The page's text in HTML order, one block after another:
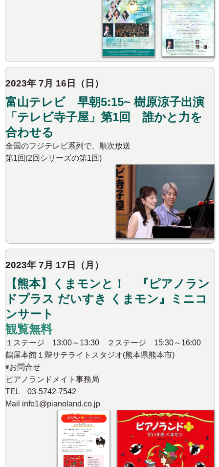
2023年 7月 16日（日）
富山テレビ 早朝5:15~ 樹原涼子出演
「テレビ寺子屋」第1回 誰かと力を
合わせる
全国のフジテレビ系列で、順次放送
第1回(2回シリーズの第1回)
2023年 7月 17日（月）
【熊本】くまモンと！ 『ピアノラン
ドプラス だいすき くまモン』ミニコ
ンサート
観覧無料
１ステージ 13:00～13:30 ２ステージ 15:30～16:00
鶴屋本館１階サテライトスタジオ(熊本県熊本市)
◉お問合せ
ピアノランドメイト事務局
TEL 03-5742-7542
Mail info1@pianoland.co.jp